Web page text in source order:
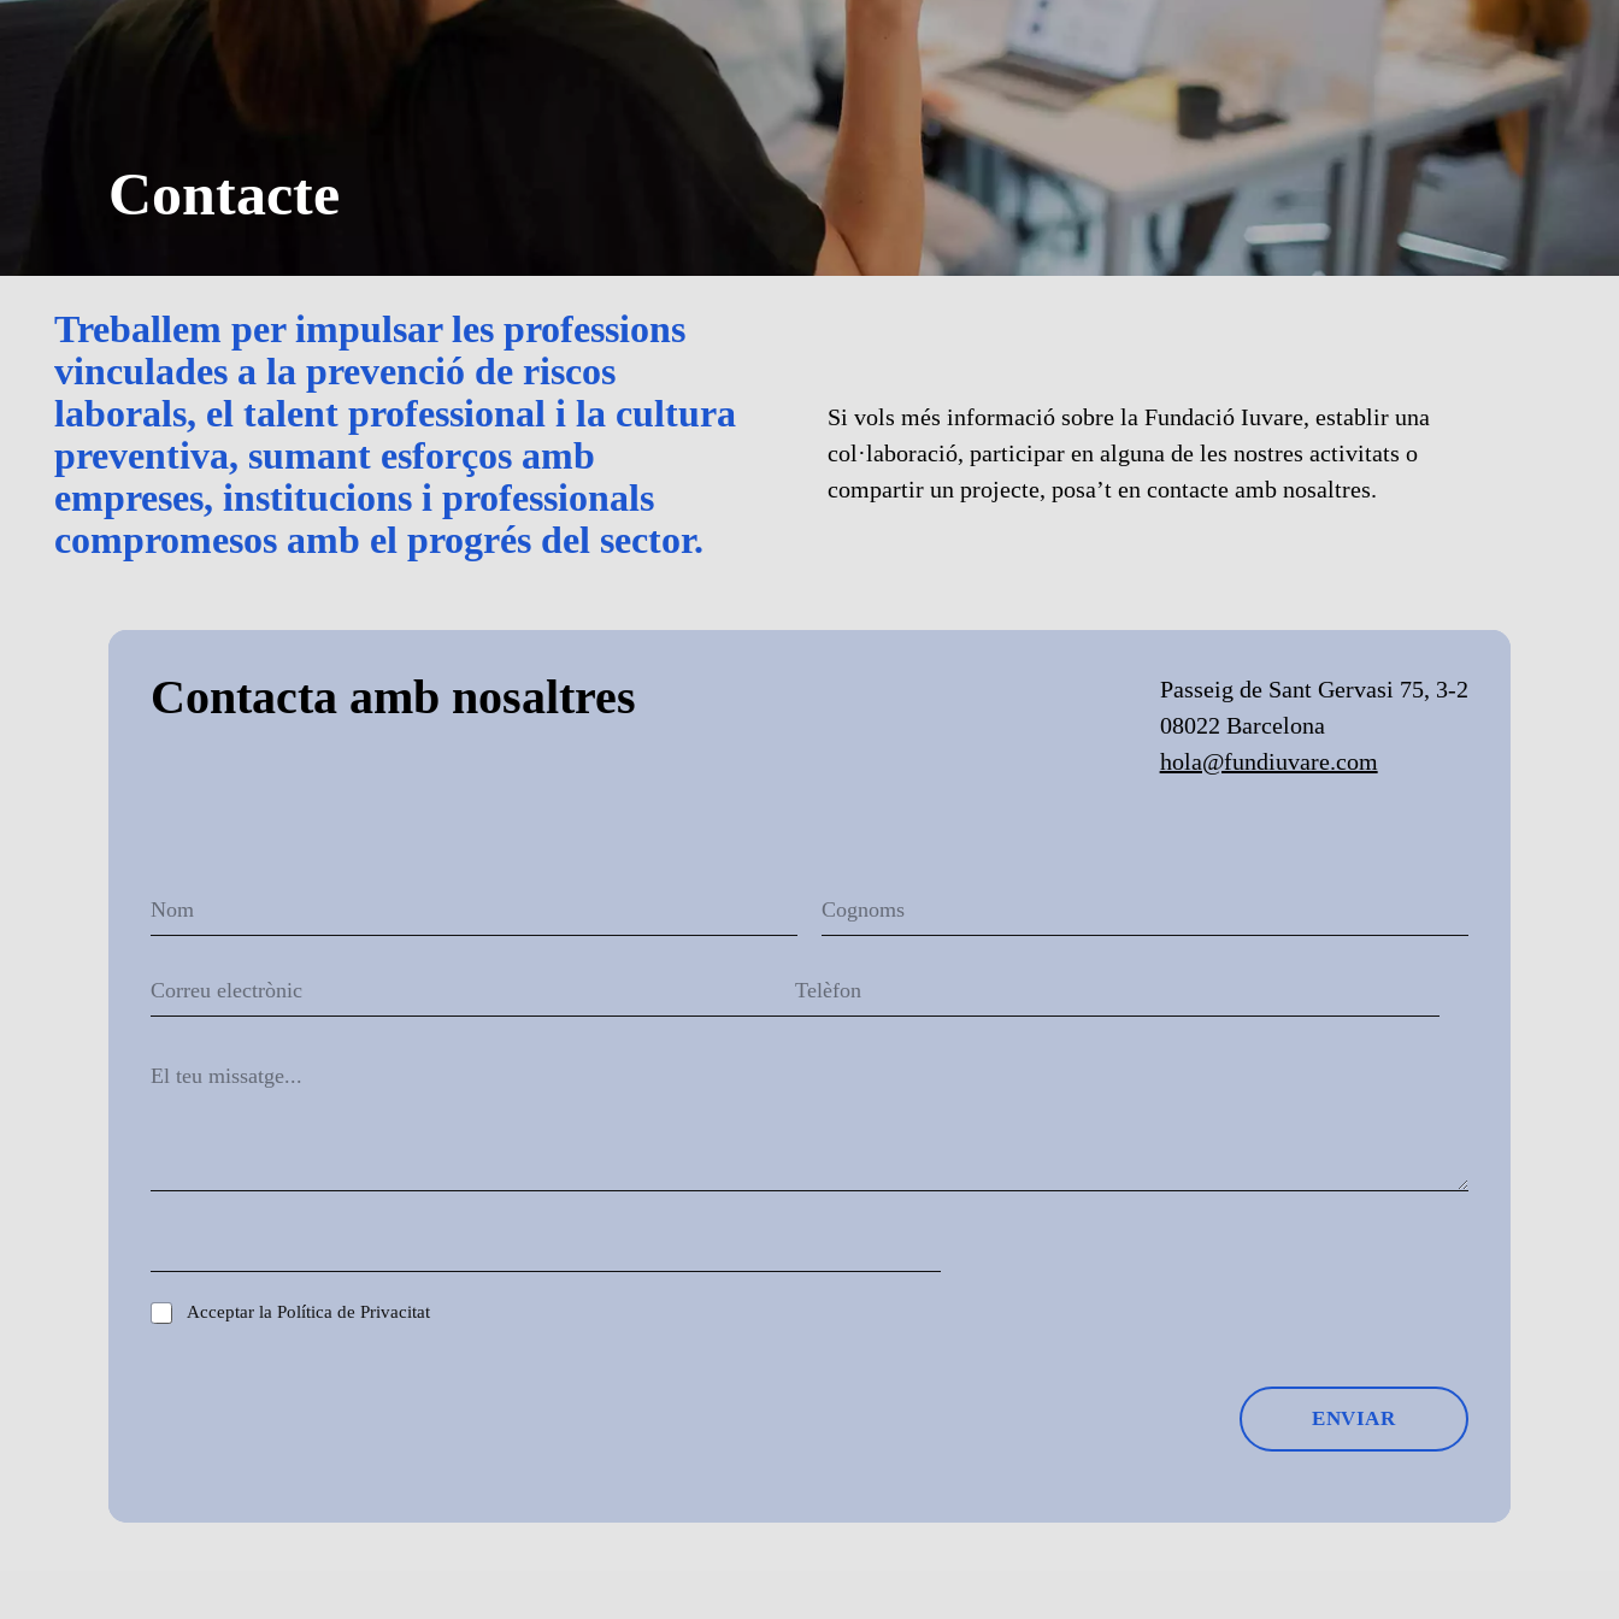
Contacte
Treballem per impulsar les professions
vinculades a la prevenció de riscos
laborals, el talent professional i la cultura
preventiva, sumant esforços amb
empreses, institucions i professionals
compromesos amb el progrés del sector.
Si vols més informació sobre la Fundació Iuvare, establir una
col·laboració, participar en alguna de les nostres activitats o
compartir un projecte, posa’t en contacte amb nosaltres.
Contacta amb nosaltres
Passeig de Sant Gervasi 75, 3-2
08022 Barcelona
hola@fundiuvare.com
Acceptar la Política de Privacitat
ENVIAR